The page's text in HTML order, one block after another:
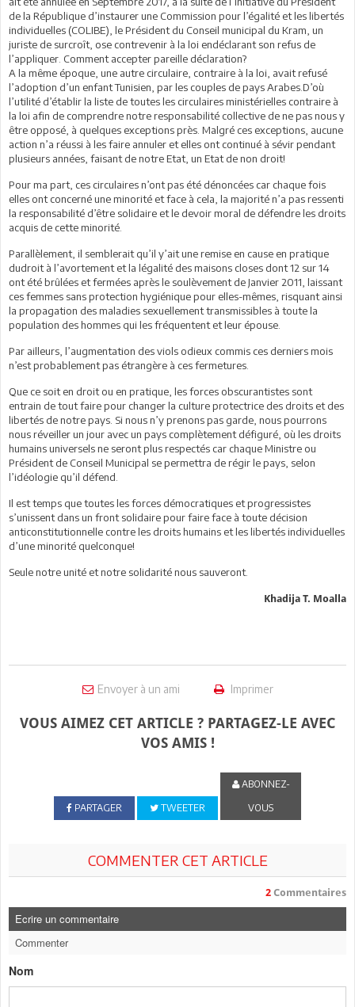
de la République d’instaurer une Commission pour l’égalité et les libertés
individuelles (COLIBE), le Président du Conseil municipal du Kram, un
juriste de surcroît, ose contrevenir à la loi endéclarant son refus de
l’appliquer. Comment accepter pareille déclaration?
A la même époque, une autre circulaire, contraire à la loi, avait refusé
l’adoption d’un enfant Tunisien, par les couples de pays Arabes.D’où
l’utilité d’établir la liste de toutes les circulaires ministérielles contraire à
la loi afin de comprendre notre responsabilité collective de ne pas nous y
être opposé, à quelques exceptions près. Malgré ces exceptions, aucune
action n’a réussi à les faire annuler et elles ont continué à sévir pendant
plusieurs années, faisant de notre Etat, un Etat de non droit!
Pour ma part, ces circulaires n’ont pas été dénoncées car chaque fois
elles ont concerné une minorité et face à cela, la majorité n’a pas ressenti
la responsabilité d’être solidaire et le devoir moral de défendre les droits
acquis de cette minorité.
Parallèlement, il semblerait qu’il y’ait une remise en cause en pratique
dudroit à l’avortement et la légalité des maisons closes dont 12 sur 14
ont été brûlées et fermées après le soulèvement de Janvier 2011, laissant
ces femmes sans protection hygiénique pour elles-mêmes, risquant ainsi
la propagation des maladies sexuellement transmissibles à toute la
population des hommes qui les fréquentent et leur épouse.
Par ailleurs, l’augmentation des viols odieux commis ces derniers mois
n’est probablement pas étrangère à ces fermetures.
Que ce soit en droit ou en pratique, les forces obscurantistes sont
entrain de tout faire pour changer la culture protectrice des droits et des
libertés de notre pays. Si nous n’y prenons pas garde, nous pourrons
nous réveiller un jour avec un pays complètement défiguré, où les droits
humains universels ne seront plus respectés car chaque Ministre ou
Président de Conseil Municipal se permettra de régir le pays, selon
l’idéologie qu’il défend.
Il est temps que toutes les forces démocratiques et progressistes
s’unissent dans un front solidaire pour faire face à toute décision
anticonstitutionnelle contre les droits humains et les libertés individuelles
d’une minorité quelconque!
Seule notre unité et notre solidarité nous sauveront.
Khadija T. Moalla
Envoyer à un ami Imprimer
VOUS AIMEZ CET ARTICLE ? PARTAGEZ-LE AVEC
VOS AMIS !
PARTAGER TWEETER
ABONNEZ-
VOUS
COMMENTER CET ARTICLE
2 Commentaires
Ecrire un commentaire
Commenter
Nom